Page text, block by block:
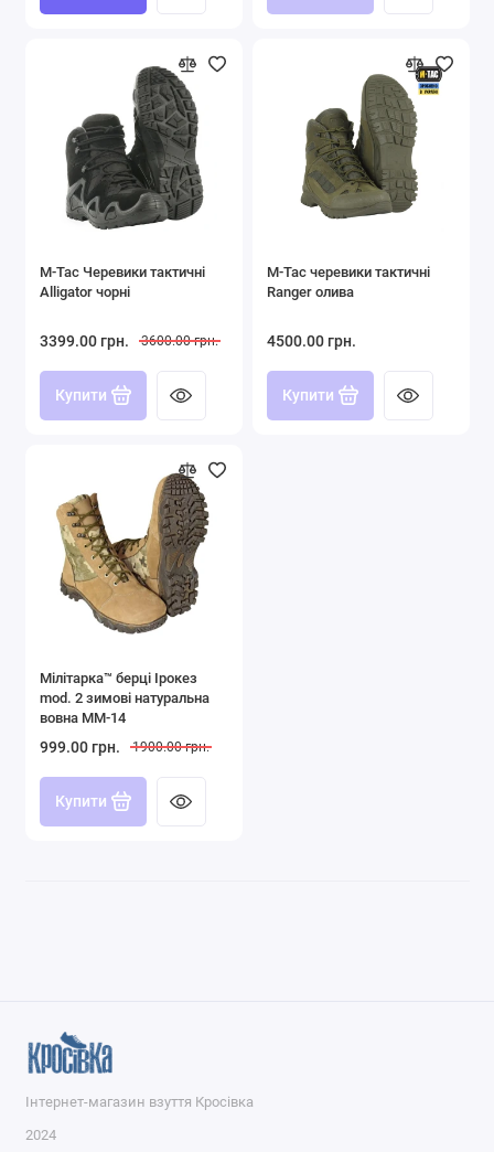
M-Tac Черевики тактичні
Alligator чорні
3399.00 грн. 3600.00 грн.
Купити
M-Tac черевики тактичні
Ranger олива
4500.00 грн.
Купити
Мілітарка™ берці Ірокез
mod. 2 зимові натуральна
вовна ММ-14
999.00 грн. 1900.00 грн.
Купити
Інтернет-магазин взуття Кросівка
2024